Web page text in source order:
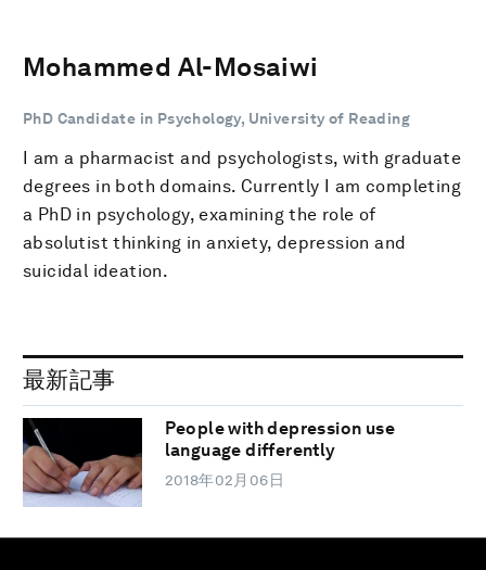
Mohammed Al-Mosaiwi
PhD Candidate in Psychology, University of Reading
I am a pharmacist and psychologists, with graduate
degrees in both domains. Currently I am completing
a PhD in psychology, examining the role of
absolutist thinking in anxiety, depression and
suicidal ideation.
最新記事
People with depression use
language differently
2018年02月06日